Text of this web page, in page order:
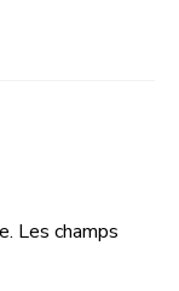
Les champs